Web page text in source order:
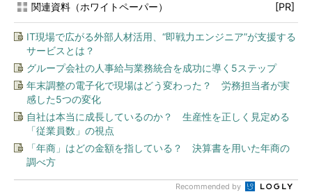
関連資料（ホワイトペーパー） [PR]
IT現場で広がる外部人材活用、“即戦力エンジニア”が支援する
サービスとは？
グループ会社の人事給与業務統合を成功に導く5ステップ
年末調整の電子化で現場はどう変わった？ 労務担当者が実
感した5つの変化
自社は本当に成長しているのか？ 生産性を正しく見定める
「従業員数」の視点
「年商」はどの金額を指している？ 決算書を用いた年商の
調べ方
Recommended by